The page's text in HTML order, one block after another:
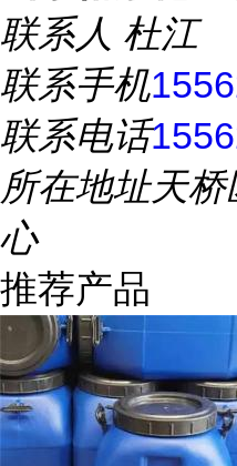
联系人 杜江
联系手机
联系电话
所在地址天桥
心
推荐产品